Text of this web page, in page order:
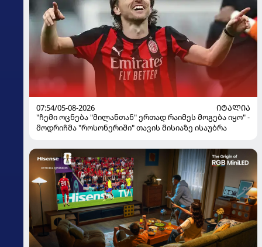
07:54/05-08-2026
ᲘᲢᲐᲚᲘᲐ
"ჩემი ოცნება "მილანთან" ერთად რაიმეს მოგება იყო" -
მოდრიჩმა "როსონერიში" თავის მისიაზე ისაუბრა